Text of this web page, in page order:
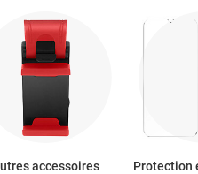
accessoires
Protection